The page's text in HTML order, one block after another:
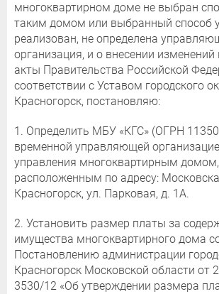
многоквартирном доме не выбран
таким домом или выбранный способ
реализован, не определена
организация, и о внесении
акты Правительства Российской
соответствии с Уставом городского
Красногорск, постановляю:
1. Определить МБУ «КГС» (ОГРН
временной управляющей
управления многоквартирным домом,
расположенным по адресу:
Красногорск, ул. Парковая, д. 1А.
2. Установить размер платы за
имущества многоквартирного дома
Постановлению администрации
Красногорск Московской области от
3530/12 «Об утверждении размера